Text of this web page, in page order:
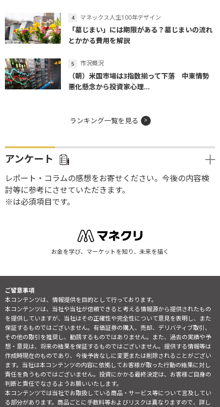
マネックス人生100年デザイン
「墓じまい」には期限がある？墓じまいの流れ
とかかる費用を解説
市況概況
（朝）米国市場は3指数揃って下落 中東情勢
悪化懸念から投資家心理...
ランキング一覧を見る
アンケート
レポート・コラムの感想をお寄せください。今後の内容検
討等に参考にさせていただきます。
※は必須項目です。
お金を学び、マーケットを知り、未来を描く
ご留意事項
本コンテンツは、情報提供を目的として行っております。
本コンテンツは、当社や当社が信頼できると考える情報源から提供されたもの
を提供していますが、当社はその正確性や完全性について意見を表明し、また
保証するものではございません。有価証券の購入、売却、デリバティブ取引、
その他の取引を推奨し、勧誘するものではありません。また、過去の実績や予
想・意見は、将来の結果を保証するものではございません。提供する情報等は
作成時現在のものであり、今後予告なしに変更または削除されることがござい
ます。当社は本コンテンツの内容に依拠してお客様が取った行動の結果に対し
責任を負うものではございません。投資にかかる最終決定は、お客様ご自身の
判断と責任でなさるようお願いいたします。
本コンテンツでは当社でお取扱している商品・サービス等について言及してい
る部分があります。商品ごとに手数料等およびリスクは異なりますので、詳し